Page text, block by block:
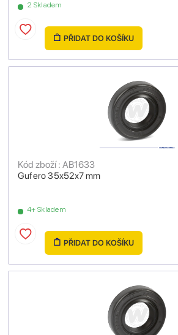
2 Skladem
PŘIDAT DO KOŠÍKU
Gufero 35x52x7 mm
Kód zboží : AB1633
4+ Skladem
PŘIDAT DO KOŠÍKU